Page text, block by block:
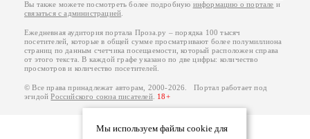
Мы используем файлы cookie для
Вы также можете посмотреть более подробную информацию о портале и
связаться с администрацией
Ежедневная аудитория портала Проза.ру – порядка 100 тысяч
посетителей, которые в общей сумме просматривают более полумиллиона
страниц по данным счетчика посещаемости, который расположен справа
от этого текста. В каждой графе указано по две цифры: количество
просмотров и количество посетителей.
© Все права принадлежат авторам, 2000-2026. Портал работает под
эгидойРоссийского союза писателей. 18+